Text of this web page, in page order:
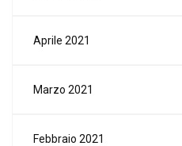
Aprile 2021
Marzo 2021
Febbraio 2021